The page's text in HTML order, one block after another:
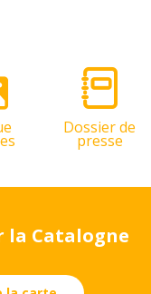
Dossier de
presse
la Catalogne